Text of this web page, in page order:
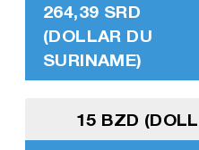
264,39 SRD
(DOLLAR DU
SURINAME)
15 BZD